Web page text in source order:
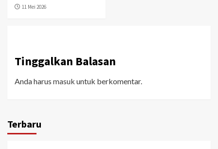
11 Mei 2026
Tinggalkan Balasan
Anda harus masuk untuk berkomentar.
Terbaru